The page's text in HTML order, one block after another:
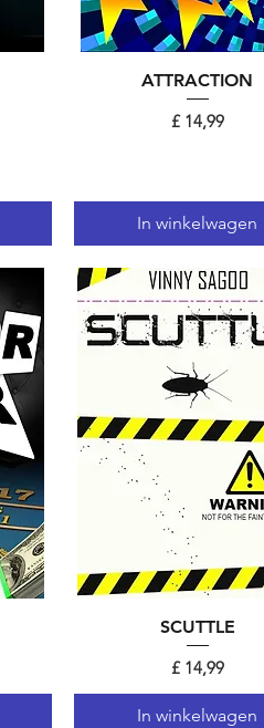
Snel overzicht
ATTRACTION
Prijs
£ 14,99
In winkelwagen
Snel overzicht
SCUTTLE
Prijs
£ 14,99
In winkelwagen